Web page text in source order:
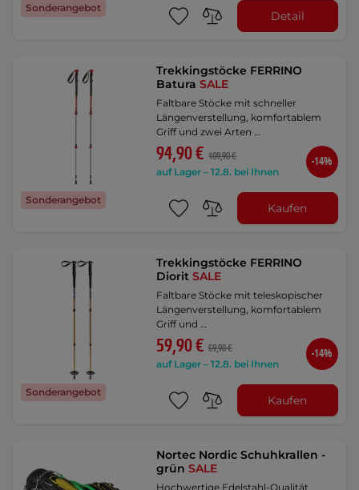
Sonderangebot
Detail
Sonderangebot
Trekkingstöcke FERRINO
BaturaSALE
Faltbare Stöcke mit schneller
Längenverstellung, komfortablem
Griff und zwei Arten …
94,90 € 109,90 €
auf Lager – 12.8. bei Ihnen
-14%
Kaufen
Sonderangebot
Trekkingstöcke FERRINO
DioritSALE
Faltbare Stöcke mit teleskopischer
Längenverstellung, komfortablem
Griff und …
59,90 € 69,90 €
auf Lager – 12.8. bei Ihnen
-14%
Kaufen
Nortec Nordic Schuhkrallen -
grünSALE
Hochwertige Edelstahl-Qualität,